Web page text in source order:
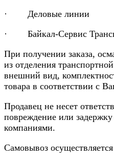
· Деловые линии
· Байкал-Сервис
При получении заказа,
из отделения
внешний вид,
товара в соответствии с
Продавец не несет
повреждение или
компаниями.
Самовывоз